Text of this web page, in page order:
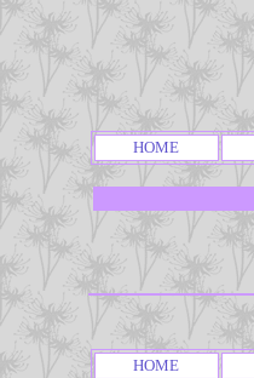
HOME
HOME